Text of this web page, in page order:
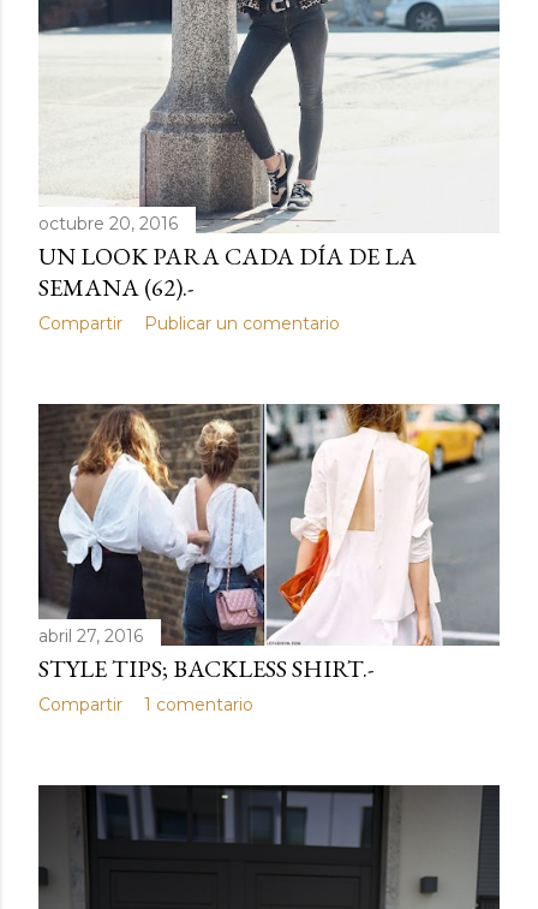
octubre 20, 2016
UN LOOK PARA CADA DÍA DE LA
SEMANA (62).-
Compartir Publicar un comentario
abril 27, 2016
STYLE TIPS; BACKLESS SHIRT.-
Compartir 1 comentario